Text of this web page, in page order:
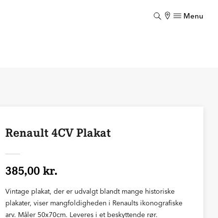
Menu
Renault 4CV Plakat
385,00 kr.
Vintage plakat, der er udvalgt blandt mange historiske
plakater, viser mangfoldigheden i Renaults ikonografiske
arv. Måler 50x70cm. Leveres i et beskyttende rør.